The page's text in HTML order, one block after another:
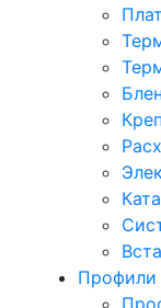
Профили